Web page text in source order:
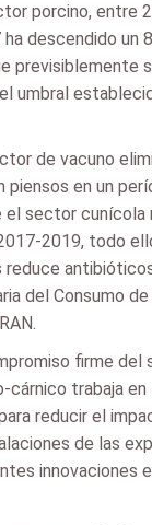
porcino, entre
descendido un
previsiblemente
umbral
de vacuno
en un
el sector cunícola
2019, todo
reduce
del Consumo
firme del
cárnico trabaja
reducir el
de las
innovaciones